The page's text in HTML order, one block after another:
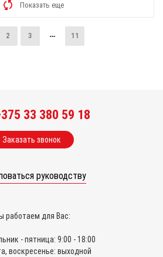
Показать еще
2 3 11
33 380 59 18
Заказать звонок
руководству
работаем для Вас:
- пятница: 9:00 - 18:00
воскресенье: выходной